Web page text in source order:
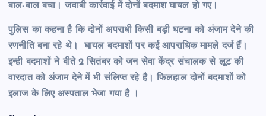
बाल-बाल बचा। जवाबी कार्रवाई में दोनों बदमाश घायल हो गए।
पुलिस का कहना है कि दोनों अपराधी किसी बड़ी घटना को अंजाम देने की
रणनीति बना रहे थे। घायल बदमाशों पर कई आपराधिक मामले दर्ज हैं।
इन्ही बदमाशों ने बीते 2 सितंबर को जन सेवा केंद्र संचालक से लूट की
वारदात को अंजाम देने में भी संलिप्त रहे है। फिलहाल दोनों बदमाशों को
इलाज के लिए अस्पताल भेजा गया है ।